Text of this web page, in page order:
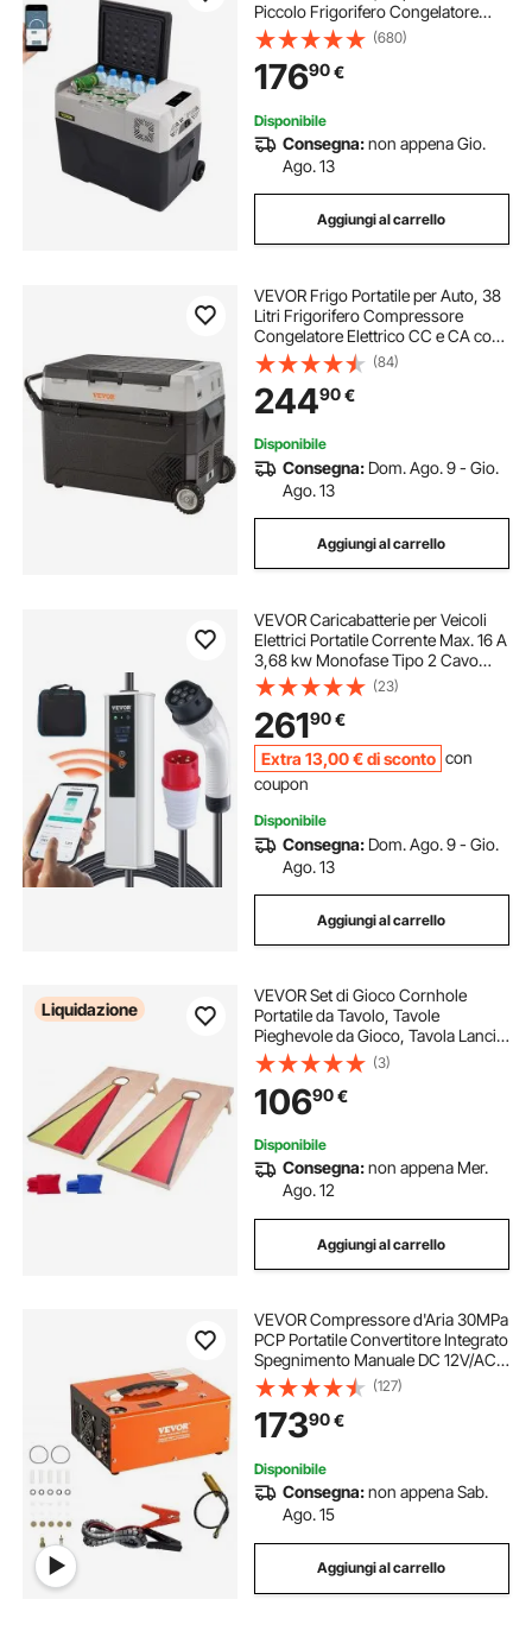
Piccolo Frigorifero Congelatore
37,8 x 37,5 x 61 cm Mini Frigorifero
per Auto Guida Viaggi Potenza
Totale in Ingresso 45 W
(680)
17690€
Disponibile
Consegna:non appena Gio.
Ago. 13
Aggiungi al carrello
VEVOR Frigo Portatile per Auto, 38
Litri Frigorifero Compressore
Congelatore Elettrico CC e CA con
Manico Telescopico e Ruote per
Campeggio 0,6kW.h Da -20°C a
10°C Regolabile per Auto Camion
Barca
(84)
24490€
Disponibile
Consegna: Dom. Ago. 9 - Gio.
Ago. 13
Aggiungi al carrello
VEVOR Caricabatterie per Veicoli
Elettrici Portatile Corrente Max. 16 A
3,68 kw Monofase Tipo 2 Cavo
Lunghezza 7,5m, Caricabatterie EV
Portatile IEC6219 Spina CEE16 con
Schermo LCD IP66 Cavo in TPU
(23)
26190€
Extra 13,00 €di sconto con
coupon
Disponibile
Consegna: Dom. Ago. 9 - Gio.
Ago. 13
Aggiungi al carrello
Liquidazione
VEVOR Set di Gioco Cornhole
Portatile da Tavolo, Tavole
Pieghevole da Gioco, Tavola Lancio
Portatile in Legno Massello, Gioco
Cornhole per Adulti, 8 Sacchetti di
Fagioli, 1255 x 600 x 302 mm
(3)
10690€
Disponibile
Consegna:non appena Mer.
Ago. 12
Aggiungi al carrello
VEVOR Compressore d'Aria 30MPa
PCP Portatile Convertitore Integrato
Spegnimento Manuale DC 12V/AC
230V, Compressore d'Aria Portatile
ad Alta Pressione Senza Acqua
Senza Olio Portatile
(127)
17390€
Disponibile
Consegna:non appena Sab.
Ago. 15
Aggiungi al carrello